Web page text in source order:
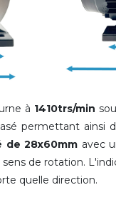
à 1410trs/min
permettant ainsi
de 28x60mm avec
de rotation.
quelle direction.